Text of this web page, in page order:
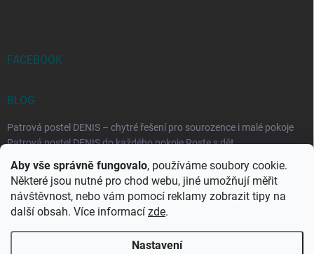
Aby vše správně fungovalo, používáme soubory cookie.
Některé jsou nutné pro chod webu, jiné umožňují měřit
návštěvnost, nebo vám pomocí reklamy zobrazit tipy na
další obsah. Více informací zde.
Nastavení
FACEBOOK
BLOG
Patrová postel DENIS – chytré řešení pro sourozence i malé pokoje
Patrová postel DENIS do každého pokoje Roste s dět...
Rozkládací postele RELAX – ideální řešení pro malé prostory i
každodenní spaní
Rozkládací postel, která se přizpůsobí vašemu živo...